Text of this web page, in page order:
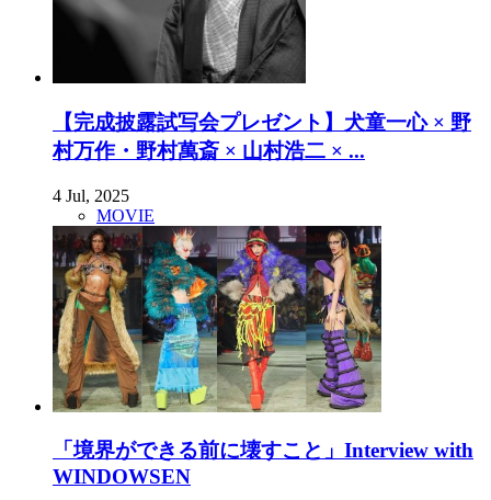
【完成披露試写会プレゼント】犬童一心 × 野
村万作・野村萬斎 × 山村浩二 × ...
4 Jul, 2025
MOVIE
「境界ができる前に壊すこと」Interview with
WINDOWSEN